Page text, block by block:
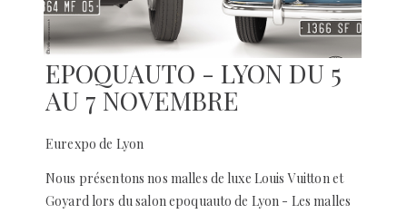
EPOQUAUTO - LYON DU 5
AU 7 NOVEMBRE
Eurexpo de Lyon
Nous présentons nos malles de luxe Louis Vuitton et
Goyard lors du salon epoquauto de Lyon - Les malles